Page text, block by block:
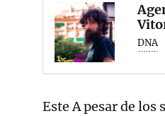
DNA
Este A pesar de los